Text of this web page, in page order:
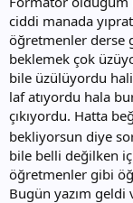
a
n
i
ciddi manada
öğretmenler derse
beklemek çok
bile üzülüyordu
laf atıyordu hala
çıkıyordu. Hatta
bekliyorsun diye
bile belli değilken
öğretmenler gibi
Bugün yazım geldi